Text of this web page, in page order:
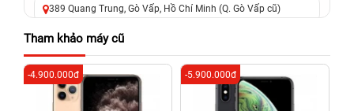
389 Quang Trung, Gò Vấp, Hồ Chí Minh (Q. Gò Vấp cũ)
625 - 625A Âu Cơ, Tân Phú, Hồ Chí Minh (Quận Tân Phú cũ)
326 Lê Văn Việt, Tăng Nhơn Phú, Hồ Chí Minh (Q.9 TP. Thủ
Đức cũ)
256 Võ Văn Ngân, Thủ Đức, Hồ Chí Minh (Bình Thọ, TP. Thủ
Tham khảo máy cũ
-4.900.000đ -5.900.000đ